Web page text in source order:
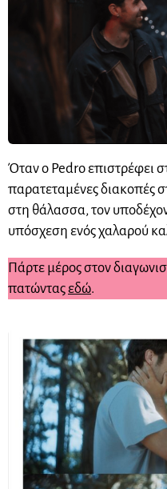
Όταν ο Pedro επιστρέφει
παρατεταμένες διακοπές
στη θάλασσα, τον
υπόσχεση ενός χαλαρού
Πάρτε μέρος στον
πατώνταςεδώ.